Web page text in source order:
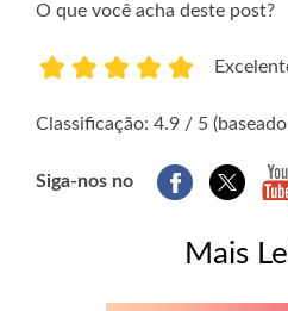
O que você acha deste post?
Classificação: 4.9 / 5
Siga-nos no
Mais